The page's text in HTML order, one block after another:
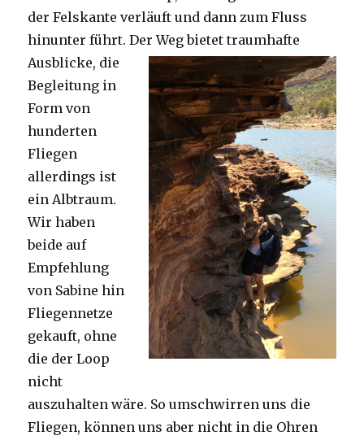
der Felskante verläuft und dann zum Fluss
hinunter führt. Der Weg bietet traumhafte
Ausblicke, die
Begleitung in
Form von
hunderten
Fliegen
allerdings ist
ein Albtraum.
Wir haben
beide auf
Empfehlung
von Sabine hin
Fliegennetze
gekauft, ohne
die der Loop
nicht
auszuhalten wäre. So umschwirren uns die
Fliegen, können uns aber nicht in die Ohren